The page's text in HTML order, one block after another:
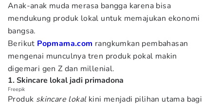
Anak-anak muda merasa bangga karena bisa
mendukung produk lokal untuk memajukan ekonomi
bangsa.
Berikut Popmama.com rangkumkan pembahasan
mengenai munculnya tren produk pokal makin
digemari gen Z dan millenial.
1. Skincare lokal jadi primadona
Freepik
Produk skincare lokal kini menjadi pilihan utama bagi